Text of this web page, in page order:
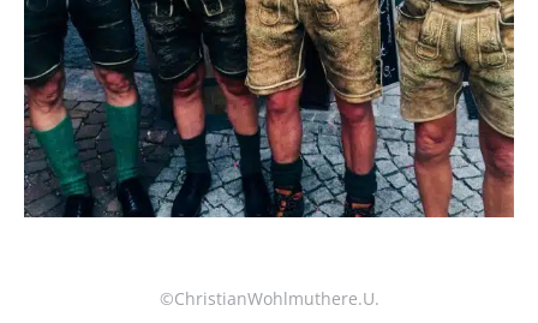
©ChristianWohlmuthere.U.